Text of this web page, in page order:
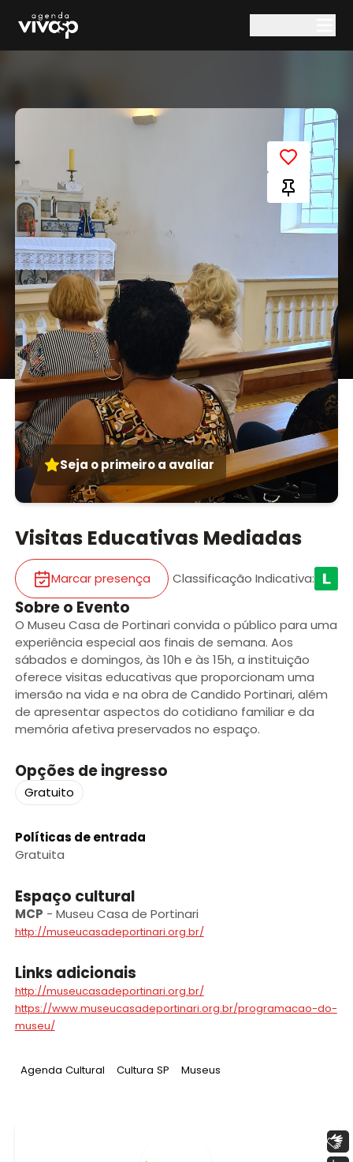
Seja o primeiro a avaliar
Visitas Educativas Mediadas
Marcar presença Classificação Indicativa:
Sobre o Evento
O Museu Casa de Portinari convida o público para uma
experiência especial aos finais de semana. Aos
sábados e domingos, às 10h e às 15h, a instituição
oferece visitas educativas que proporcionam uma
imersão na vida e na obra de Candido Portinari, além
de apresentar aspectos do cotidiano familiar e da
memória afetiva preservados no espaço.
Opções de ingresso
Gratuito
Políticas de entrada
Gratuita
Espaço cultural
MCP - Museu Casa de Portinari
http://museucasadeportinari.org.br/
Links adicionais
http://museucasadeportinari.org.br/
https://www.museucasadeportinari.org.br/programacao-do-
museu/
Tag:
Agenda Cultural Tag:
Cultura SP Tag:
Museus